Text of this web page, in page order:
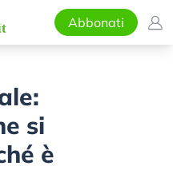
Abbonati
si
è